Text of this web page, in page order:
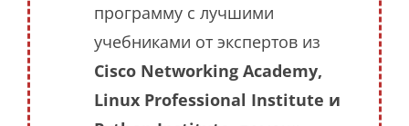
программу с лучшими
учебниками от экспертов из
Cisco Networking Academy,
Linux Professional Institute и